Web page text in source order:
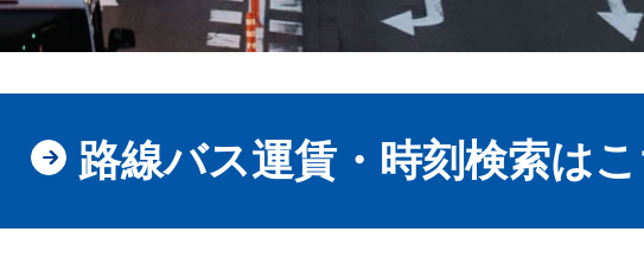
路線バス運賃・時刻検索は